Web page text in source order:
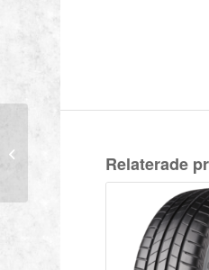
Relaterade
ICE BLAZER WST3